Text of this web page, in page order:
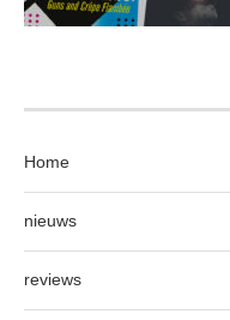
Home
nieuws
reviews